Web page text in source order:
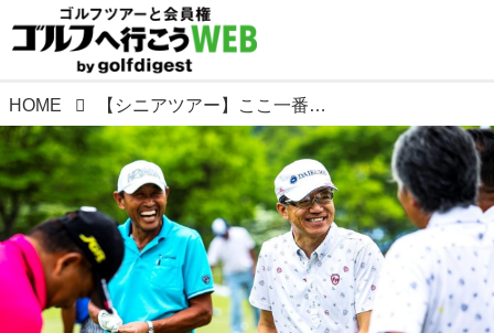
HOME 【シニアツアー】ここ一番のショットが打てる人が強い! 田村尚之ゴルフQ&A